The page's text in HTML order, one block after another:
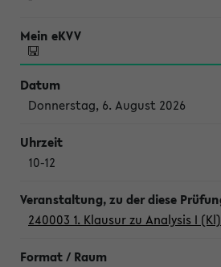
Donnerstag, 6. August 2026
10-12
240003 1. Klausur zu Analysis I (Kl)